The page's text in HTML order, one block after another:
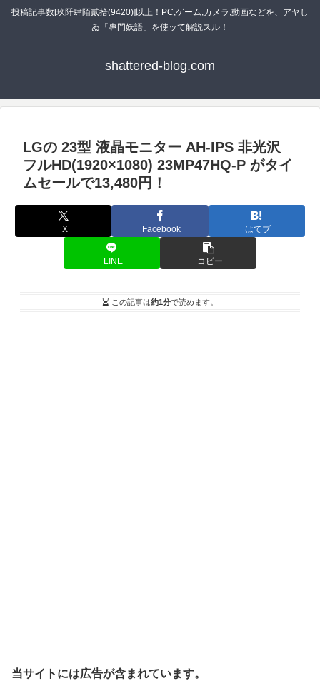
投稿記事数[玖阡肆陌貳拾(9420)]以上！PC,ゲーム,カメラ,動画などを、アヤし
ゐ「專門妖語」を使ッて解説スル！
shattered-blog.com
LGの 23型 液晶モニター AH-IPS 非光沢
フルHD(1920×1080) 23MP47HQ-P がタイ
ムセールで13,480円！
X Facebook はてブ
LINE コピー
この記事は約1分で読めます。
当サイトには広告が含まれています。